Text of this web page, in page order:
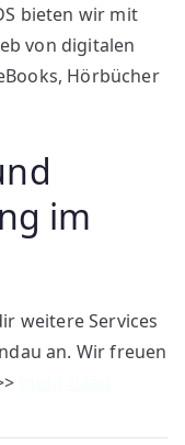
bieten wir mit
von digitalen
Hörbücher
im
weitere Services
an. Wir freuen